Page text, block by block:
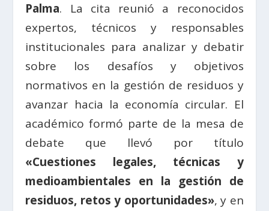
Palma. La cita reunió a reconocidos
expertos, técnicos y responsables
institucionales para analizar y debatir
sobre los desafíos y objetivos
normativos en la gestión de residuos y
avanzar hacia la economía circular. El
académico formó parte de la mesa de
debate que llevó por título
«Cuestiones legales, técnicas y
medioambientales en la gestión de
residuos, retos y oportunidades», y en